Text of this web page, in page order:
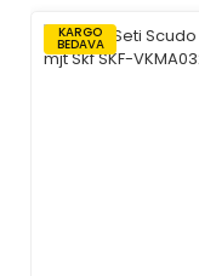
KARGO
BEDAVA